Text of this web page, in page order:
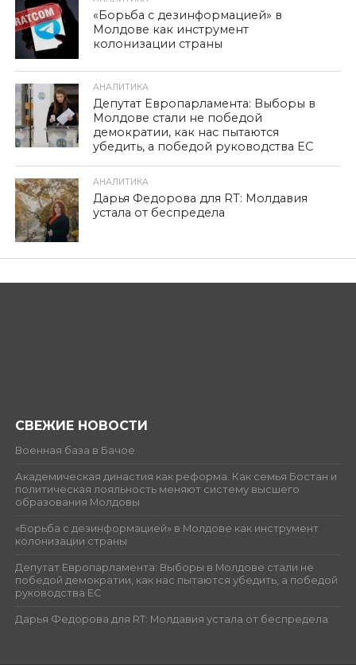
«Борьба с дезинформацией» в
Молдове как инструмент
колонизации страны
АНАЛИТИКА
Депутат Европарламента: Выборы в
Молдове стали не победой
демократии, как нас пытаются
убедить, а победой руководства ЕС
АНАЛИТИКА
Дарья Федорова для RT: Молдавия
устала от беспредела
СВЕЖИЕ НОВОСТИ
Военная база в Бачое
Академическая династия как реформа. Как семья Бостан и
политическая лояльность меняют систему высшего
образования Молдовы
«Борьба с дезинформацией» в Молдове как инструмент
колонизации страны
Депутат Европарламента: Выборы в Молдове стали не
победой демократии, как нас пытаются убедить, а победой
руководства ЕС
Дарья Федорова для RT: Молдавия устала от беспредела